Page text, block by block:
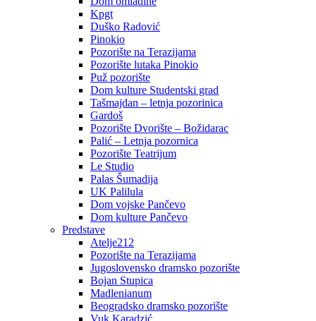
Kpgt
Duško Radović
Pinokio
Pozorište na Terazijama
Pozorište lutaka Pinokio
Puž pozorište
Dom kulture Studentski grad
Tašmajdan – letnja pozorinica
Gardoš
Pozorište Dvorište – Božidarac
Palić – Letnja pozornica
Pozorište Teatrijum
Le Studio
Palas Šumadija
UK Palilula
Dom vojske Pančevo
Dom kulture Pančevo
Predstave
Atelje212
Pozorište na Terazijama
Jugoslovensko dramsko pozorište
Bojan Stupica
Madlenianum
Beogradsko dramsko pozorište
Vuk Karadzić